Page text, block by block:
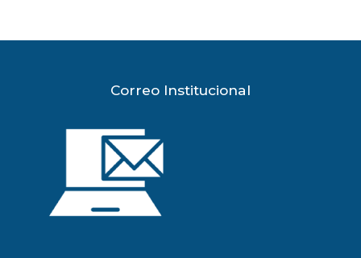
Correo Institucional